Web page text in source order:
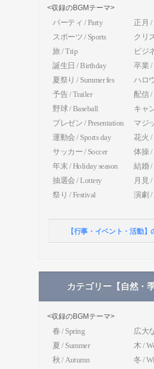
<収録のBGMテーマ>
パーティ / Party
正月 /
スポーツ / Sports
クリ
旅 / Trip
ビジ
誕生日 / Birthday
卒業 /
夏祭り / Summer fes
ハロ
予告 / Trailer
配信 /
野球 / Baseball
キャ
プレゼン / Presentation
マジ
運動会 / Sports day
花火 /
サッカー / Soccer
体操 /
年末 / Holiday season
結婚 /
抽選会 / Lottery
月見
祭り / Festival
演劇 /
【行事・イベント・活動
カテゴリー【自然・
<収録のBGMテーマ>
春 / Spring
広大
夏 / Summer
木 /
秋 / Autumn
冬 /